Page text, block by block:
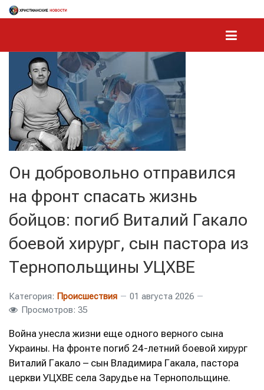
Он добровольно отправился
на фронт спасать жизнь
бойцов: погиб Виталий Гакало
боевой хирург, сын пастора из
Тернопольщины УЦХВЕ
Категория: Происшествия
01 августа 2026
Просмотров: 35
Война унесла жизни еще одного верного сына
Украины. На фронте погиб 24-летний боевой хирург
Виталий Гакало – сын Владимира Гакала, пастора
церкви УЦХВЕ села Зарудье на Тернопольщине.